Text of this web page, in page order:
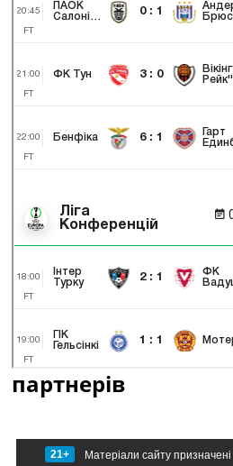
партнерів
21+ Матеріали сайту